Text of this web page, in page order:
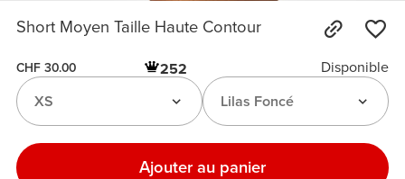
Short Moyen Taille Haute Contour
CHF 30.00 252
Disponible
Lilas Foncé
XS
Ajouter au panier